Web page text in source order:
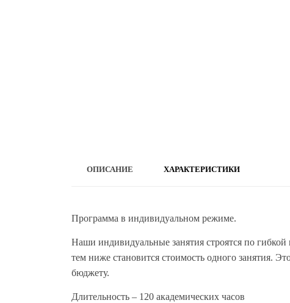
ОПИСАНИЕ ХАРАКТЕРИСТИКИ
Программа в индивидуальном режиме.
Наши индивидуальные занятия строятся по гибкой
тем ниже становится стоимость одного занятия.
бюджету.
Длительность – 120 академических часов